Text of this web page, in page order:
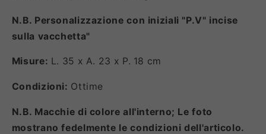
N.B. Personalizzazione con iniziali "P.V" incise
sulla vacchetta"
Misure: L. 35 x A. 23 x P. 18 cm
Condizioni: Ottime
N.B. Macchie di colore all'interno; Le foto
mostrano fedelmente le condizioni dell'articolo.